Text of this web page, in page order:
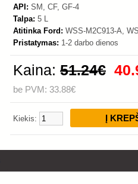
API: SM, CF, GF-4
Talpa: 5 L
Atitinka Ford: WSS-M2C913-A,
Pristatymas: 1-2 darbo dienos
Kaina: 51.24€
be PVM: 33.88€
Kiekis: